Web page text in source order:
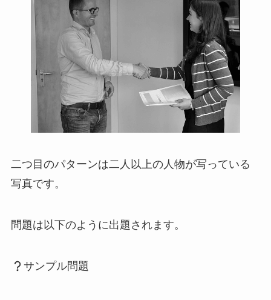
二つ目のパターンは二人以上の人物が写っている
写真です。
問題は以下のように出題されます。
サンプル問題